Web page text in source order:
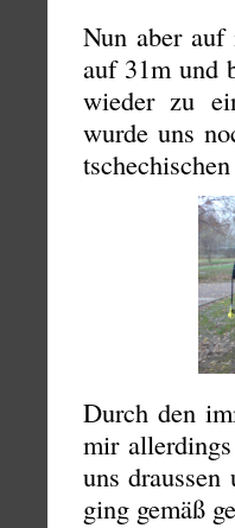
Nun aber
auf 31m und
wieder zu
wurde uns
Durch den
mir
uns
ging gemäß